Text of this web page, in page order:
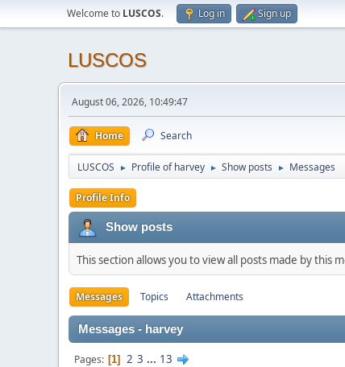
Welcome to LUSCOS. Log in Sign up
LUSCOS
August 06, 2026, 10:49:47
Home Search
LUSCOS ► Profile of harvey ► Show posts ► Messages
Profile Info
Show posts
This section allows you to view all posts made by this
Messages Topics Attachments
Messages - harvey
Pages 1 2 3 ... 13